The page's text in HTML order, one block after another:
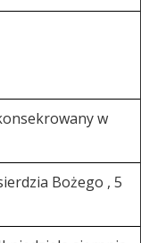
w
Bożego , 5